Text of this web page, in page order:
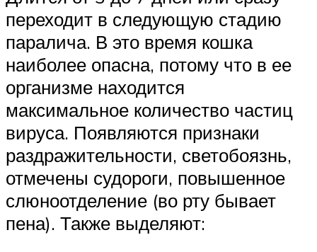
переходит в следующую стадию
паралича. В это время кошка
наиболее опасна, потому что в ее
организме находится
максимальное количество частиц
вируса. Появляются признаки
раздражительности, светобоязнь,
отмечены судороги, повышенное
слюноотделение (во рту бывает
пена). Также выделяют: